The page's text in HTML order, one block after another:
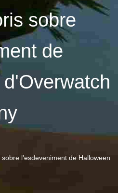
sobre
de
l'esdeveniment de Halloween